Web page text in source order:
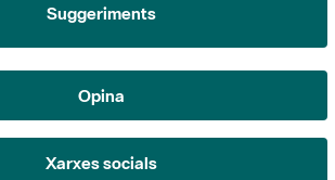
Suggeriments
Opina
Xarxes socials